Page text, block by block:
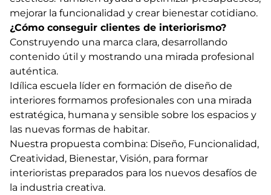
mejorar la funcionalidad y crear bienestar cotidiano.
¿Cómo conseguir clientes de interiorismo?
Construyendo una marca clara, desarrollando
contenido útil y mostrando una mirada profesional
auténtica.
Idílica escuela líder en formación de diseño de
interiores formamos profesionales con una mirada
estratégica, humana y sensible sobre los espacios y
las nuevas formas de habitar.
Nuestra propuesta combina: Diseño, Funcionalidad,
Creatividad, Bienestar, Visión, para formar
interioristas preparados para los nuevos desafíos de
la industria creativa.